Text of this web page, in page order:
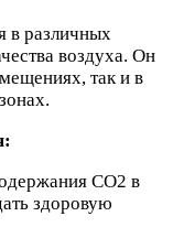
в различных
воздуха. Он
так и в
CO2 в
здоровую